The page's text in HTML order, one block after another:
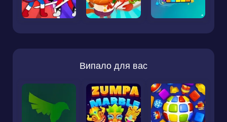
Випало для вас